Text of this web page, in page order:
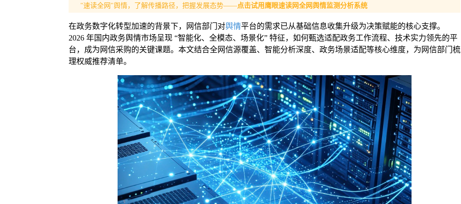
"速读全网"舆情，了解传播路径，把握发展态势——点击试用鹰眼速读网全网舆情监测分析系统
在政务数字化转型加速的背景下，网信部门对舆情平台的需求已从基础信息收集升级为决策赋能的核心支撑。
2026 年国内政务舆情市场呈现 “智能化、全模态、场景化” 特征，如何甄选适配政务工作流程、技术实力领先的平
台，成为网信采购的关键课题。本文结合全网信源覆盖、智能分析深度、政务场景适配等核心维度，为网信部门梳
理权威推荐清单。